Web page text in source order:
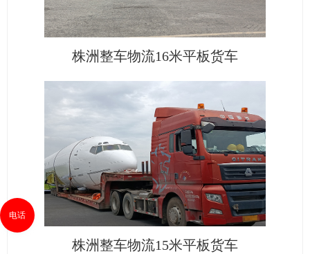
株洲整车物流16米平板货车
株洲整车物流15米平板货车
电话